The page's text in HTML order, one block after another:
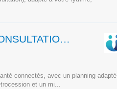
MÉDECIN GÉNÉRALISTE — TÉLÉCONSULTATION - TPS PARTIEL CDI
connectés, avec un planning adapté
et un mi...